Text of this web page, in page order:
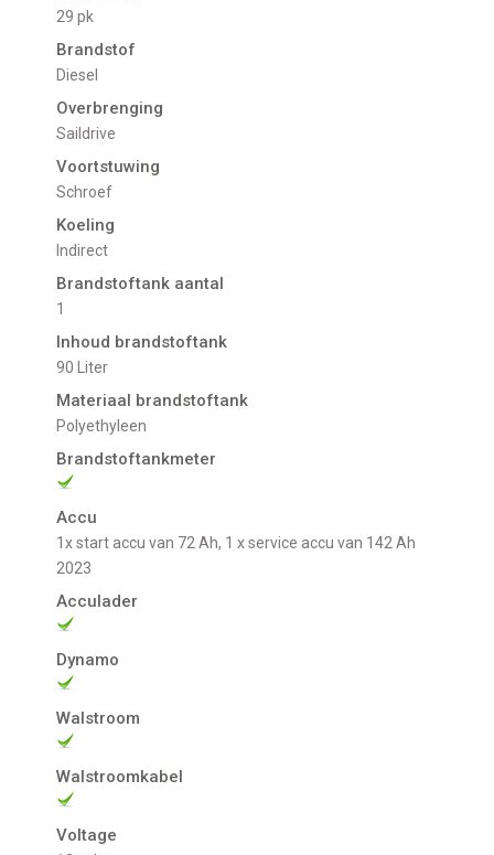
29 pk
Brandstof
Diesel
Overbrenging
Saildrive
Voortstuwing
schroef
Koeling
indirect
Brandstoftank aantal
1
Inhoud brandstoftank
90 Liter
Materiaal brandstoftank
Polyethyleen
Brandstoftankmeter
Accu
1x start accu van 72 Ah, 1 x service accu van 142 Ah
2023
Acculader
Dynamo
Walstroom
Walstroomkabel
Voltage